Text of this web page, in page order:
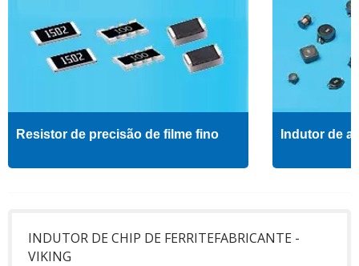
Resistor de precisão de filme fino Indutor de
INDUTOR DE CHIP DE FERRITEFABRICANTE -
VIKING